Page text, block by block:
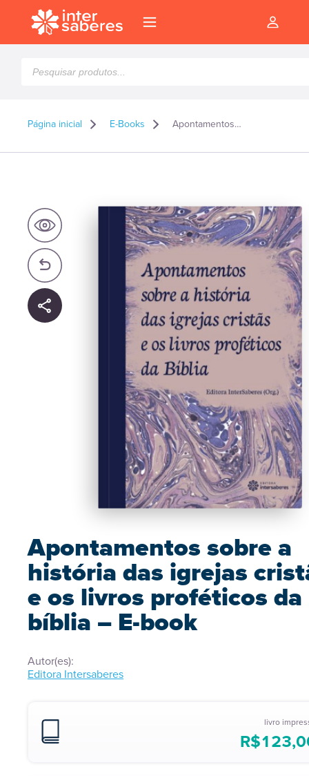
produtos
Página inicial E-Books Apontamentos sobre a história das igrejas cristãs e os livros proféticos da bíblia – E-book
Apontamentos sobre a
história das igrejas
e os livros proféticos da
bíblia – E-book
Autor(es):
Editora Intersaberes
livro
R$